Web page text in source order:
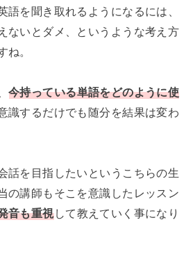
語を聞き取れるようになるには、
ないとダメ、というような考え方
ね。
今持っている単語をどのように使
識するだけでも随分を結果は変わ
話を目指したいというこちらの生
の講師もそこを意識したレッスン
音も重視して教えていく事になり